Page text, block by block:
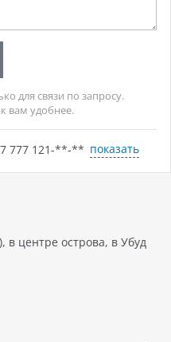
для связи по запросу.
вам удобнее.
777 121-**-** показать
в центре острова, в Убуд